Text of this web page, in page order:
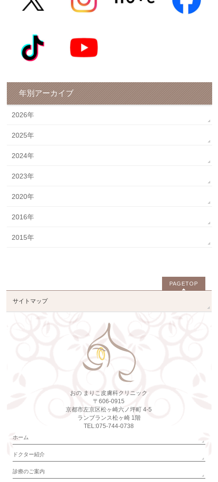
年別アーカイブ
2026年
2025年
2024年
2023年
2020年
2016年
2015年
PAGETOP
サイトマップ
おの まりこ皮膚科クリニック
〒606-0915
京都市左京区松ヶ崎六ノ坪町 4-5
ランブランス松ヶ崎 1階
TEL:075-744-0738
ホーム
ドクター紹介
診療のご案内